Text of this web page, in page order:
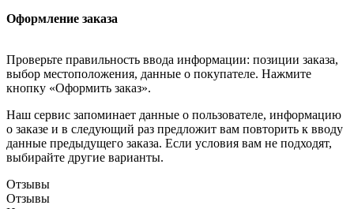
Оформление заказа
Проверьте правильность ввода информации: позиции заказа,
выбор местоположения, данные о покупателе. Нажмите
кнопку «Оформить заказ».
Наш сервис запоминает данные о пользователе, информацию
о заказе и в следующий раз предложит вам повторить к вводу
данные предыдущего заказа. Если условия вам не подходят,
выбирайте другие варианты.
Отзывы
Отзывы